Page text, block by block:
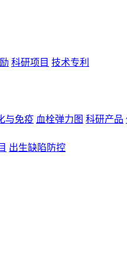
科研项目 技术专利
与免疫 血栓弹力图 科研产品
出生缺陷防控